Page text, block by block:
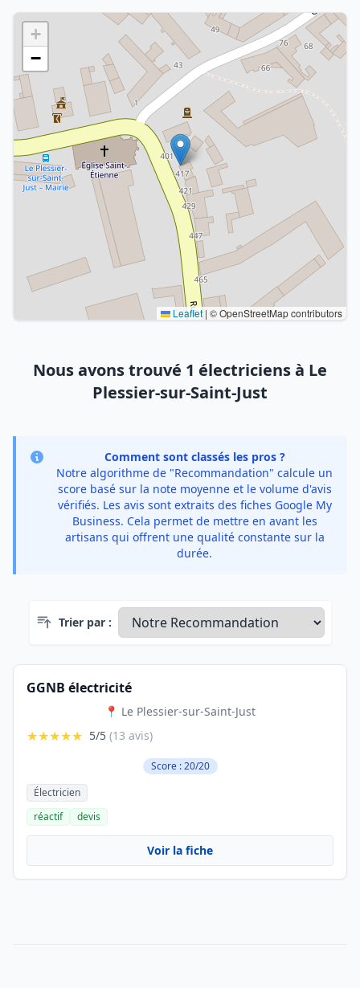
+
−
Leaflet | © OpenStreetMap contributors
Nous avons trouvé 1 électriciens à Le
Plessier-sur-Saint-Just
Comment sont classés les pros ?
Notre algorithme de "Recommandation" calcule un
score basé sur la note moyenne et le volume d'avis
vérifiés. Les avis sont extraits des fiches Google My
Business. Cela permet de mettre en avant les
artisans qui offrent une qualité constante sur la
durée.
Trier par :
GGNB électricité
📍 Le Plessier-sur-Saint-Just
★★★★★ 5/5 (13 avis)
Score : 20/20
Électricien
réactif
devis
Voir la fiche